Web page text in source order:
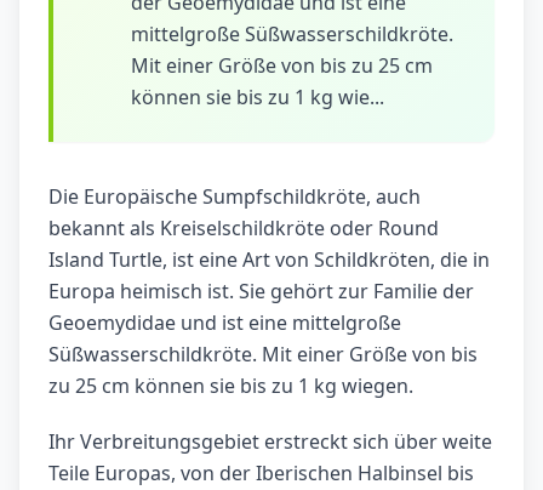
mittelgroße Süßwasserschildkröte.
Mit einer Größe von bis zu 25 cm
können sie bis zu 1 kg wie...
Die Europäische Sumpfschildkröte, auch
bekannt als Kreiselschildkröte oder Round
Island Turtle, ist eine Art von Schildkröten, die in
Europa heimisch ist. Sie gehört zur Familie der
Geoemydidae und ist eine mittelgroße
Süßwasserschildkröte. Mit einer Größe von bis
zu 25 cm können sie bis zu 1 kg wiegen.
Ihr Verbreitungsgebiet erstreckt sich über weite
Teile Europas, von der Iberischen Halbinsel bis